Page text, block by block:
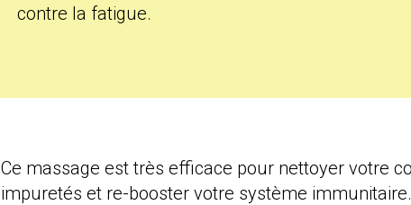
contre la fatigue.
Ce massage est très efficace pour nettoyer votre
impuretés et re-booster votre système immunitaire.